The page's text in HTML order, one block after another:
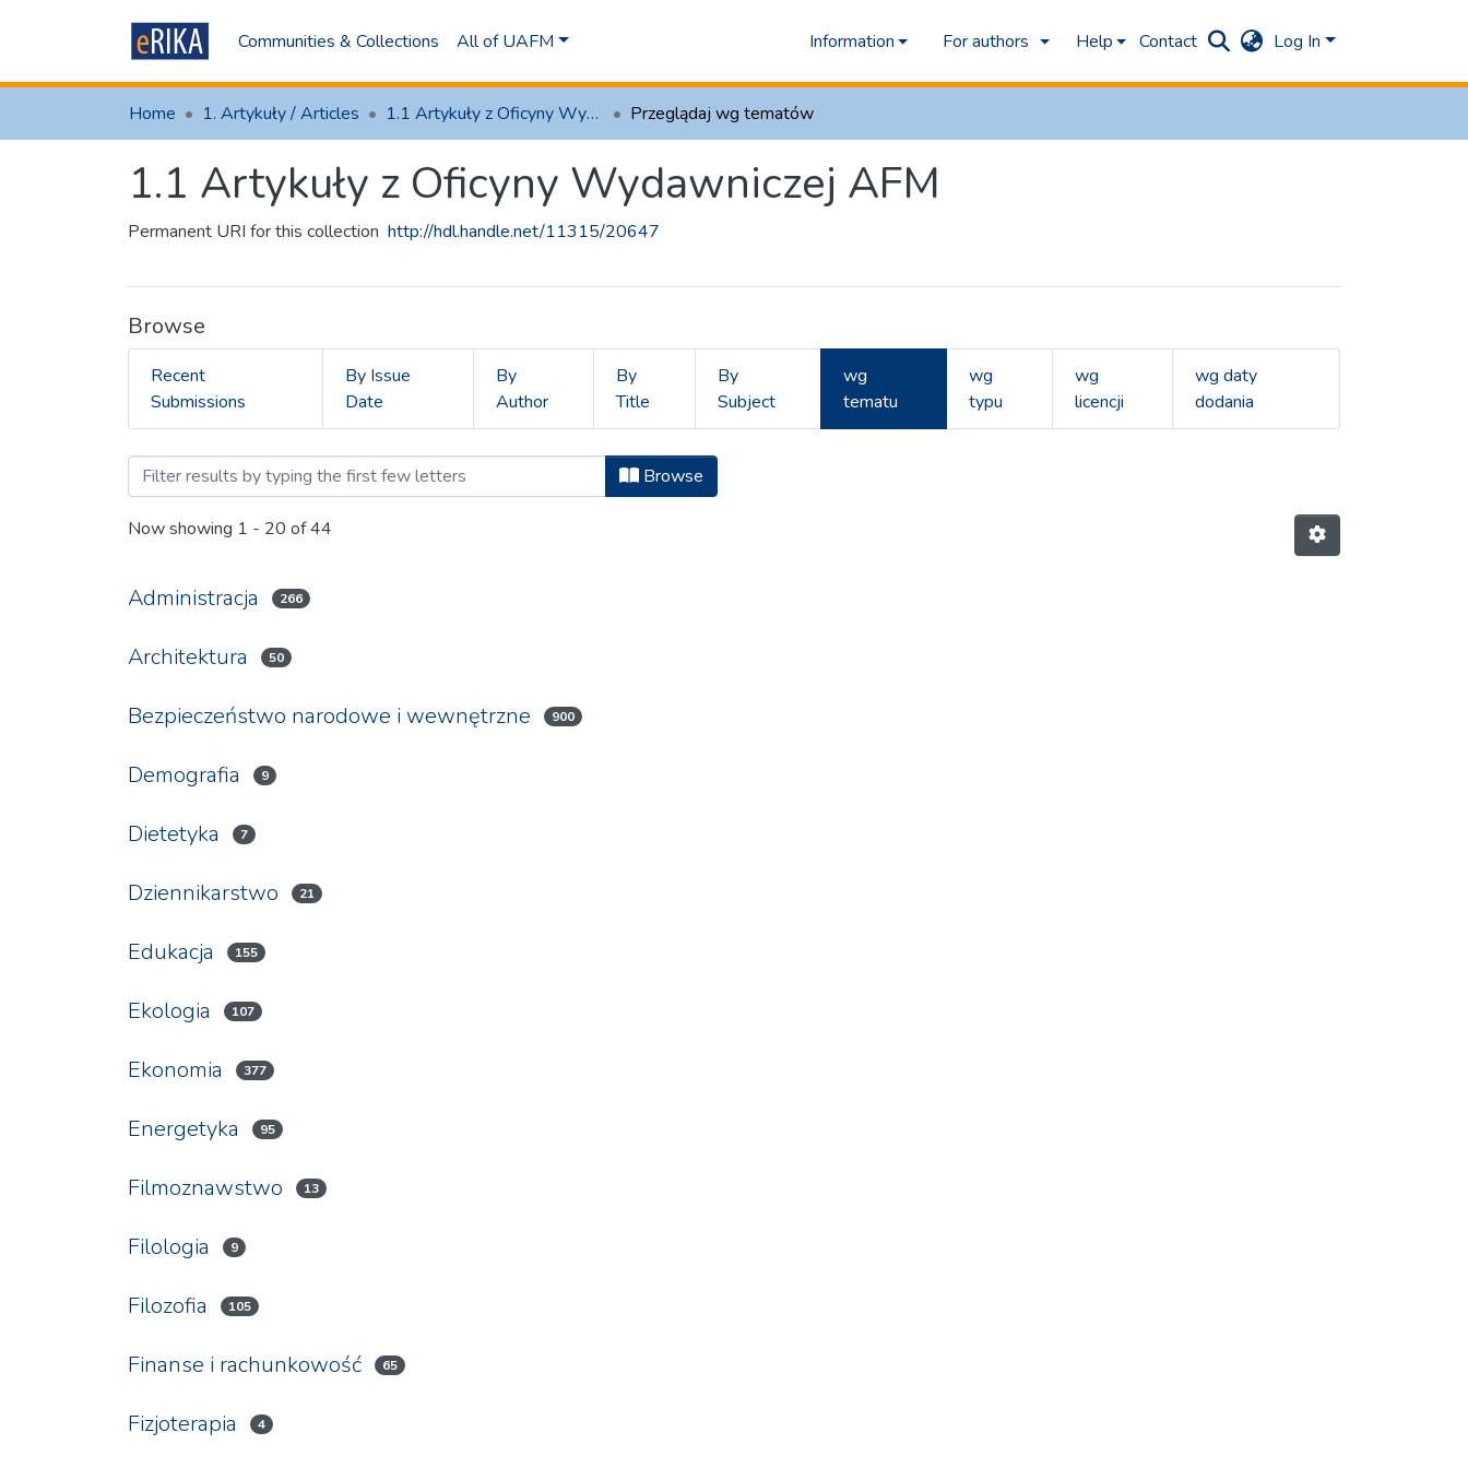
Communities & Collections All of UAFM Information For authors Help Contact Log In
Home 1. Artykuły / Articles 1.1 Artykuły z Oficyny Wydawniczej AFM Przeglądaj wg tematów
1.1 Artykuły z Oficyny Wydawniczej AFM
Permanent URI for this collection http://hdl.handle.net/11315/20647
Browse
Recent
Submissions
By Issue
Date
By
Author
By
Title
By
Subject
wg
tematu
wg
typu
wg
licencji
wg daty
dodania
Browsing 1.1 Artykuły z Oficyny Wydawniczej AFM by Temat
Browse
Now showing 1 - 20 of 44
Administracja 266
Architektura 50
Bezpieczeństwo narodowe i wewnętrzne 900
Demografia 9
Dietetyka 7
Dziennikarstwo 21
Edukacja 155
Ekologia 107
Ekonomia 377
Energetyka 95
Filmoznawstwo 13
Filologia 9
Filozofia 105
Finanse i rachunkowość 65
Fizjoterapia 4